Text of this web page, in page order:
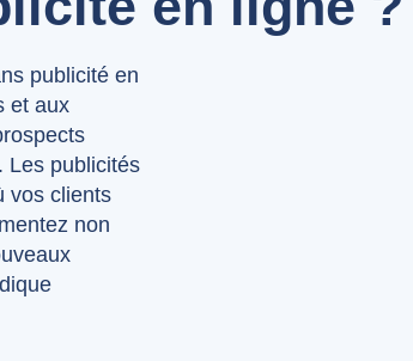
publicité en
et aux
Les publicités
vos clients
non